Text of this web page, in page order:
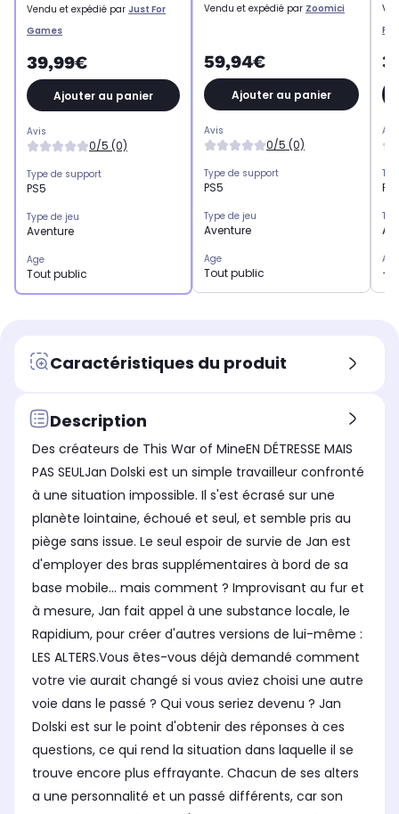
Vendu et expédié par Just For
Games
39,99€
Ajouter au panier
Avis
0/5 (0)
Type de support
PS5
Type de jeu
Aventure
Age
Tout public
Vendu et expédié par Zoomici
59,94€
Ajouter au panier
Avis
0/5 (0)
Type de support
PS5
Type de jeu
Aventure
Age
Tout public
Age
Caractéristiques du produit
Description
Des créateurs de This War of MineEN DÉTRESSE MAIS
PAS SEULJan Dolski est un simple travailleur confronté
à une situation impossible. Il s'est écrasé sur une
planète lointaine, échoué et seul, et semble pris au
piège sans issue. Le seul espoir de survie de Jan est
d'employer des bras supplémentaires à bord de sa
base mobile... mais comment ? Improvisant au fur et
à mesure, Jan fait appel à une substance locale, le
Rapidium, pour créer d'autres versions de lui-même :
LES ALTERS.Vous êtes-vous déjà demandé comment
votre vie aurait changé si vous aviez choisi une autre
voie dans le passé ? Qui vous seriez devenu ? Jan
Dolski est sur le point d'obtenir des réponses à ces
questions, ce qui rend la situation dans laquelle il se
trouve encore plus effrayante. Chacun de ses alters
a une personnalité et un passé différents, car son